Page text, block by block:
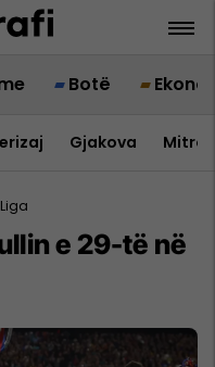
Botë
Gjakova
e 29-të në